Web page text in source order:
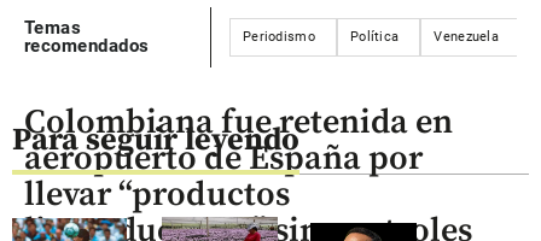
Temas
recomendados
Periodismo Política Venezuela
Para seguir leyendo
Colombiana fue retenida en
aeropuerto de España por
llevar “productos
liporeductores” sin controles